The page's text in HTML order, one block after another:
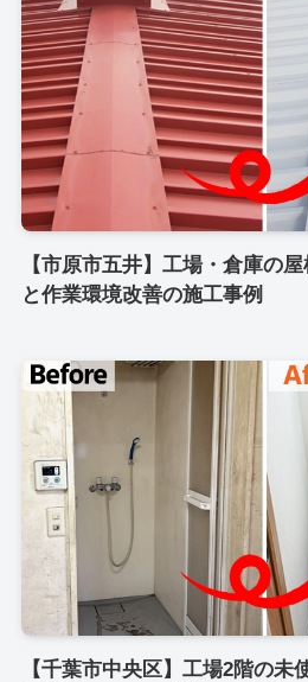
【市原市五井】工場・倉庫の
と作業環境改善の施工事例
【千葉市中央区】工場2階の未